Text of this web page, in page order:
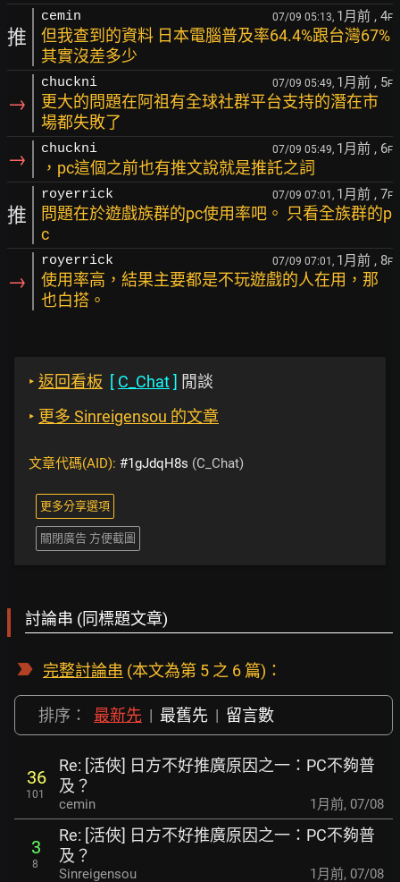
推
cemin 07/09 05:13, 1月前 , 4F
但我查到的資料 日本電腦普及率64.4%跟台灣67%
其實沒差多少
→
chuckni 07/09 05:49, 1月前 , 5F
更大的問題在阿祖有全球社群平台支持的潛在市
場都失敗了
→ chuckni 07/09 05:49, 1月前 , 6F
，pc這個之前也有推文說就是推託之詞
推
royerrick 07/09 07:01, 1月前 , 7F
問題在於遊戲族群的pc使用率吧。 只看全族群的p
c
→
royerrick 07/09 07:01, 1月前 , 8F
使用率高，結果主要都是不玩遊戲的人在用，那
也白搭。
‣ 返回看板 [ C_Chat] 閒談
‣ 更多 Sinreigensou 的文章
文章代碼(AID): #1gJdqH8s (C_Chat)
更多分享選項
關閉廣告 方便截圖
討論串 (同標題文章)
完整討論串 (本文為第 5 之 6 篇)：
排序： 最新先 | 最舊先 | 留言數
36
101
Re: [活俠] 日方不好推廣原因之一：PC不夠普
及？
cemin 1月前, 07/08
3
8
Re: [活俠] 日方不好推廣原因之一：PC不夠普
及？
Sinreigensou 1月前, 07/08